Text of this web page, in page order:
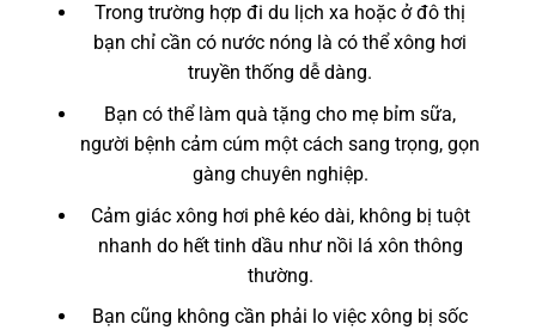
Trong trường hợp đi du lịch xa hoặc ở đô thị
bạn chỉ cần có nước nóng là có thể xông hơi
truyền thống dễ dàng.
Bạn có thể làm quà tặng cho mẹ bỉm sữa,
người bệnh cảm cúm một cách sang trọng, gọn
gàng chuyên nghiệp.
Cảm giác xông hơi phê kéo dài, không bị tuột
nhanh do hết tinh dầu như nồi lá xôn thông
thường.
Bạn cũng không cần phải lo việc xông bị sốc